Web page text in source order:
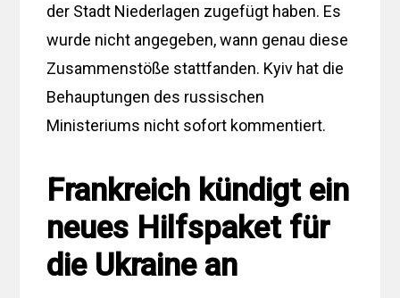
der Stadt Niederlagen zugefügt haben. Es
wurde nicht angegeben, wann genau diese
Zusammenstöße stattfanden. Kyiv hat die
Behauptungen des russischen
Ministeriums nicht sofort kommentiert.
Frankreich kündigt ein
neues Hilfspaket für
die Ukraine an